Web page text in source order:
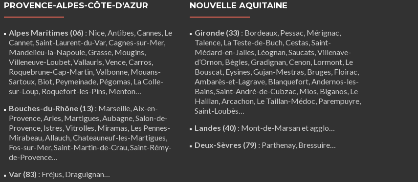
PROVENCE-ALPES-CÔTE-D’AZUR
Alpes Maritimes (06) : Nice,Antibes,Cannes, Le
Cannet,Saint-Laurent-du-Var,Cagnes-sur-Mer,
Mandelieu-la-Napoule,Grasse, Mougins,
Villeneuve-Loubet,Vallauris,Vence,Carros,
Roquebrune-Cap-Martin,Valbonne, Mouans-
Sartoux, Biot, Peymeinade, Pégomas, La Colle-
sur-Loup, Roquefort-les-Pins, Menton…
Bouches-du-Rhône (13) : Marseille,Aix-en-
Provence,Arles, Martigues,Aubagne,Salon-de-
Provence, Istres,Vitrolles, Miramas, Les Pennes-
Mirabeau,Allauch,Chateauneuf-les-Martigues,
Fos-sur-Mer,Saint-Martin-de-Crau,Saint-Rémy-
de-Provence…
Var (83) : Fréjus, Draguignan…
NOUVELLE AQUITAINE
Gironde (33) : Bordeaux, Pessac, Mérignac,
Talence, La Teste-de-Buch,Cestas,Saint-
Médard-en-Jalles, Léognan,Saucats,Villenave-
d’Ornon, Bègles,Gradignan,Cenon, Lormont, Le
Bouscat, Eysines, Gujan-Mestras, Bruges, Floirac,
Ambarès-et-Lagrave, Blanquefort,Andernos-les-
Bains, Saint-André-de-Cubzac, Mios, Biganos, Le
Haillan,Arcachon, Le Taillan-Médoc, Parempuyre,
Saint-Loubès…
Landes (40) : Mont-de-Marsan et agglo…
Deux-Sèvres (79) : Parthenay, Bressuire…